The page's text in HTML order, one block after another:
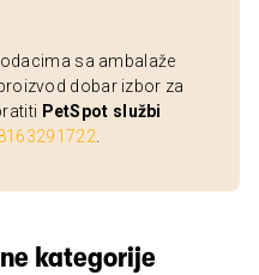
sa ambalaže
dobar izbor za
PetSpot službi
kategorije